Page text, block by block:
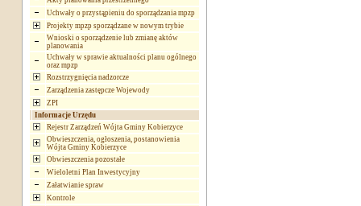
Uchwały o przystąpieniu do sporządzania mpzp
Projekty mpzp sporządzane w nowym trybie
Wnioski o sporządzenie lub zmianę aktów
planowania
Uchwały w sprawie aktualności planu ogólnego
oraz mpzp
Rozstrzygnięcia nadzorcze
Zarządzenia zastępcze Wojewody
ZPI
Informacje Urzędu
Rejestr Zarządzeń Wójta Gminy Kobierzyce
Obwieszczenia, ogłoszenia, postanowienia
Wójta Gminy Kobierzyce
Obwieszczenia pozostałe
Wieloletni Plan Inwestycyjny
Załatwianie spraw
Kontrole